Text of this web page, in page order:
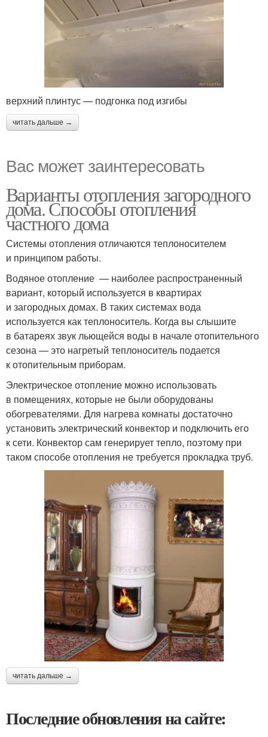
верхний плинтус — подгонка под изгибы
читать дальше →
Вас может заинтересовать
Варианты отопления загородного
дома. Способы отопления
частного дома
Системы отопления отличаются теплоносителем
и принципом работы.
Водяное отопление — наиболее распространенный
вариант, который используется в квартирах
и загородных домах. В таких системах вода
используется как теплоноситель. Когда вы слышите
в батареях звук льющейся воды в начале отопительного
сезона — это нагретый теплоноситель подается
к отопительным приборам.
Электрическое отопление можно использовать
в помещениях, которые не были оборудованы
обогревателями. Для нагрева комнаты достаточно
установить электрический конвектор и подключить его
к сети. Конвектор сам генерирует тепло, поэтому при
таком способе отопления не требуется прокладка труб.
читать дальше →
Последние обновления на сайте: